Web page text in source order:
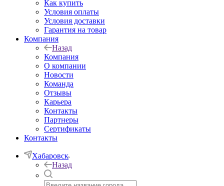
Как купить
Условия оплаты
Условия доставки
Гарантия на товар
Компания
Назад
Компания
О компании
Новости
Команда
Отзывы
Карьера
Контакты
Партнеры
Сертификаты
Контакты
Хабаровск
Назад